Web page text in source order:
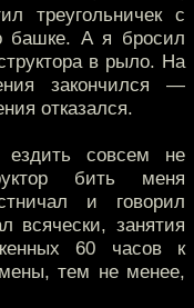
треугольничек с
башке. А я бросил
в рыло. На
закончился —
отказался.
ездить совсем не
бить меня
и говорил
всячески, занятия
60 часов к
тем не менее,